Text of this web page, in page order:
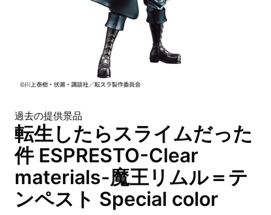
過去の提供景品
転生したらスライムだった
件 ESPRESTO-Clear
materials-魔王リムル＝テ
ンペスト Special color